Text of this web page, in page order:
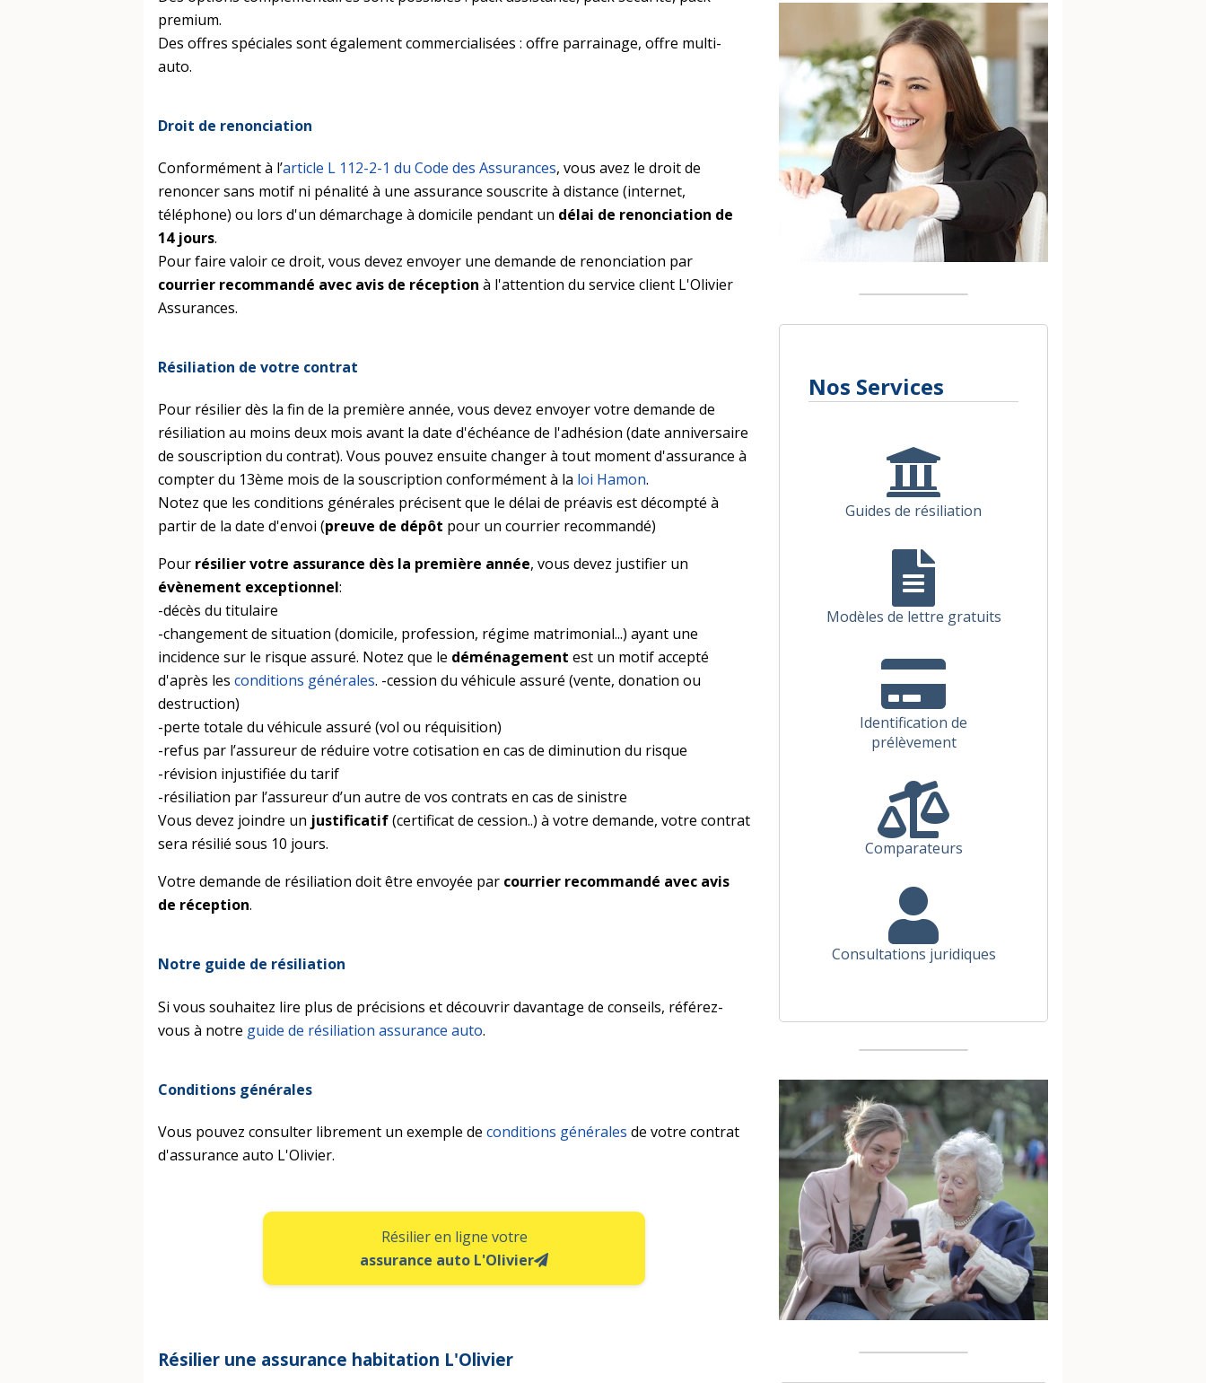
premium.
Des offres spéciales sont également commercialisées : offre parrainage, offre multi-
auto.
Droit de renonciation
Conformément à l’article L 112-2-1 du Code des Assurances, vous avez le droit de
renoncer sans motif ni pénalité à une assurance souscrite à distance (internet,
téléphone) ou lors d'un démarchage à domicile pendant un délai de renonciation de
14 jours.
Pour faire valoir ce droit, vous devez envoyer une demande de renonciation par
courrier recommandé avec avis de réception à l'attention du service client L'Olivier
Assurances.
Résiliation de votre contrat
Pour résilier dès la fin de la première année, vous devez envoyer votre demande de
résiliation au moins deux mois avant la date d'échéance de l'adhésion (date anniversaire
de souscription du contrat). Vous pouvez ensuite changer à tout moment d'assurance à
compter du 13ème mois de la souscription conformément à la loi Hamon.
Notez que les conditions générales précisent que le délai de préavis est décompté à
partir de la date d'envoi (preuve de dépôt pour un courrier recommandé)
Pour résilier votre assurance dès la première année, vous devez justifier un
évènement exceptionnel:
-décès du titulaire
-changement de situation (domicile, profession, régime matrimonial...) ayant une
incidence sur le risque assuré. Notez que le déménagement est un motif accepté
d'après les conditions générales. -cession du véhicule assuré (vente, donation ou
destruction)
-perte totale du véhicule assuré (vol ou réquisition)
-refus par l’assureur de réduire votre cotisation en cas de diminution du risque
-révision injustifiée du tarif
-résiliation par l’assureur d’un autre de vos contrats en cas de sinistre
Vous devez joindre un justificatif(certificat de cession..) à votre demande, votre contrat
sera résilié sous 10 jours.
Votre demande de résiliation doit être envoyée par courrier recommandé avec avis
de réception.
Notre guide de résiliation
Si vous souhaitez lire plus de précisions et découvrir davantage de conseils, référez-
vous à notre guide de résiliation assurance auto.
Conditions générales
Vous pouvez consulter librement un exemple de conditions générales de votre contrat
d'assurance auto L'Olivier.
Résilier en ligne votre
assurance auto L'Olivier
Résilier une assurance habitation L'Olivier
Nos Services
Guides de résiliation
Modèles de lettre gratuits
Identification de
prélèvement
Comparateurs
Consultations juridiques